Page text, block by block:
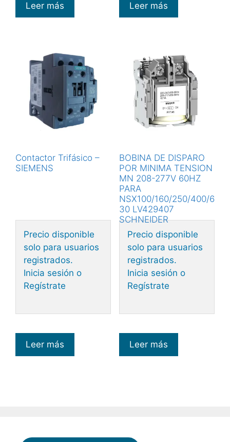
Leer más Leer más
Contactor Trifásico –
SIEMENS
Precio disponible
solo para usuarios
registrados.
Inicia sesión o
Regístrate
Leer más
BOBINA DE DISPARO
POR MINIMA TENSION
MN 208-277V 60HZ
PARA
NSX100/160/250/400/6
30 LV429407
SCHNEIDER
Precio disponible
solo para usuarios
registrados.
Inicia sesión o
Regístrate
Leer más